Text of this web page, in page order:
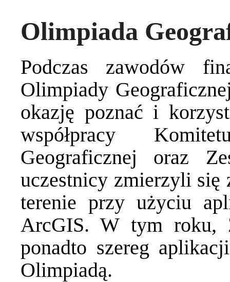
Olimpiada
Podczas zawodów
Olimpiady
okazję poznać i
współpracy
Geograficznej oraz
uczestnicy zmierzyli się
terenie przy użyciu
ArcGIS. W tym roku,
ponadto szereg
Olimpiadą.